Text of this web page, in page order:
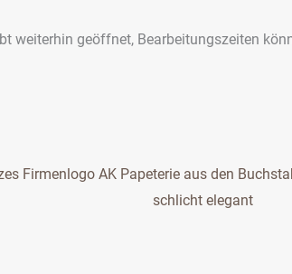
weiterhin geöffnet, Bearbeitungszeiten